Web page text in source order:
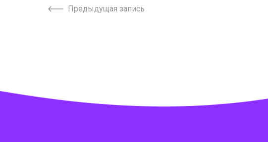
Предыдущая запись